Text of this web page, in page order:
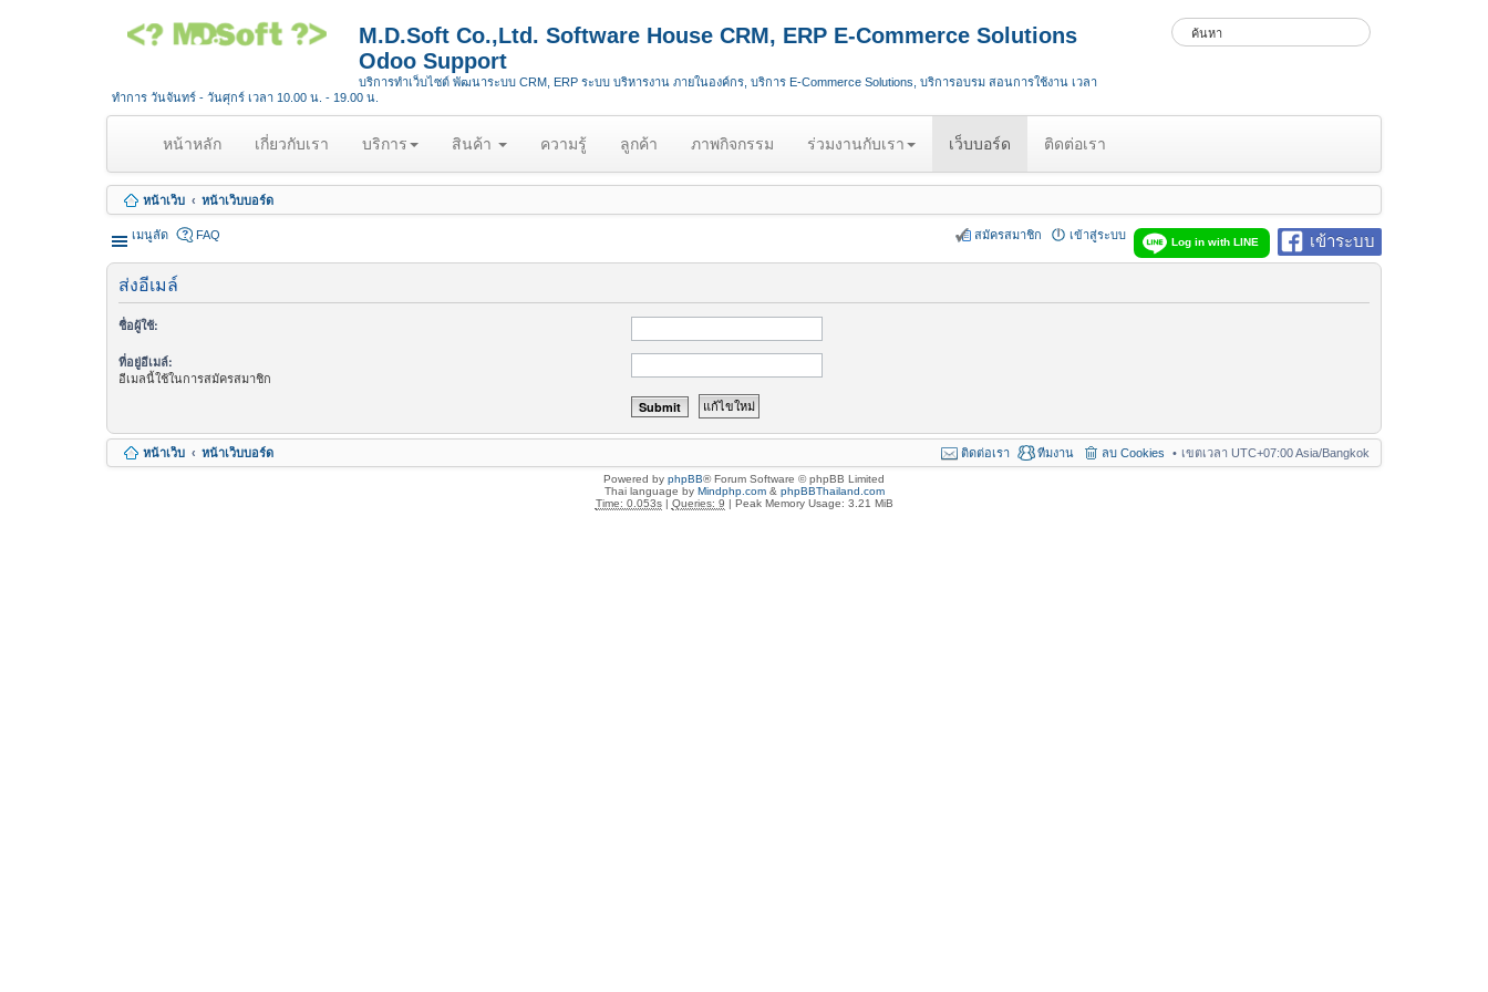
M.D.Soft Co.,Ltd. Software House CRM, ERP E-Commerce Solutions
Odoo Support
บริการทำเว็บไซต์ พัฒนาระบบ CRM, ERP ระบบ บริหารงาน ภายในองค์กร, บริการ E-Commerce Solutions, บริการอบรม สอนการใช้งาน เวลา
ทำการ วันจันทร์ - วันศุกร์ เวลา 10.00 น. - 19.00 น.
หน้าหลัก(
u
r
เกี่ยวกับเรา บริการ สินค้า ความรู้ ลูกค้า ภาพกิจกรรม ร่วมงานกับเรา เว็บบอร์ด ติดต่อเรา
หน้าเว็บ หน้าเว็บบอร์ด
เมนูลัด เข้าระบบ
Log in with LINE
FAQ เข้าสู่ระบบ
สมัครสมาชิก
ส่งอีเมล์
ชื่อผู้ใช้:
ที่อยู่อีเมล์:
อีเมลนี้ใช้ในการสมัครสมาชิก
หน้าเว็บ หน้าเว็บบอร์ด เขตเวลา UTC+07:00 Asia/Bangkok
ลบ Cookies
ทีมงาน
ติดต่อเรา
Powered by phpBB® Forum Software © phpBB Limited
Thai language by Mindphp.com& phpBBThailand.com
Time: 0.053s| Queries: 9 | Peak Memory Usage: 3.21 MiB